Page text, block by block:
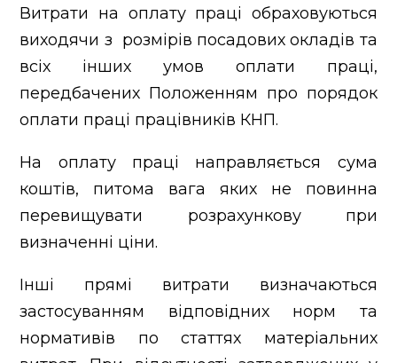
Витрати на оплату праці обраховуються
виходячи з розмірів посадових окладів та
всіх інших умов оплати праці,
передбачених Положенням про порядок
оплати праці працівників КНП.
На оплату праці направляється сума
коштів, питома вага яких не повинна
перевищувати розрахункову при
визначенні ціни.
Інші прямі витрати визначаються
застосуванням відповідних норм та
нормативів по статтях матеріальних